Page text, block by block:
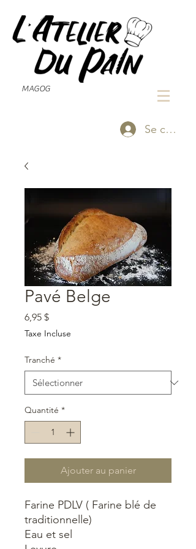
MAGOG
Se
Pavé Belge
6,95 $Prix
Taxe Incluse
Tranché *
Quantité *
Ajouter au panier
Farine PDLV ( Farine blé de
traditionnelle)
Eau et sel